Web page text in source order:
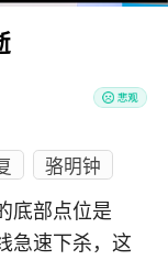
骆明钟
底部点位是
急速下杀，这